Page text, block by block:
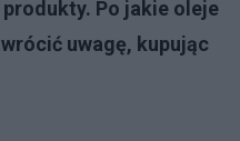
Po jakie oleje
uwagę, kupując